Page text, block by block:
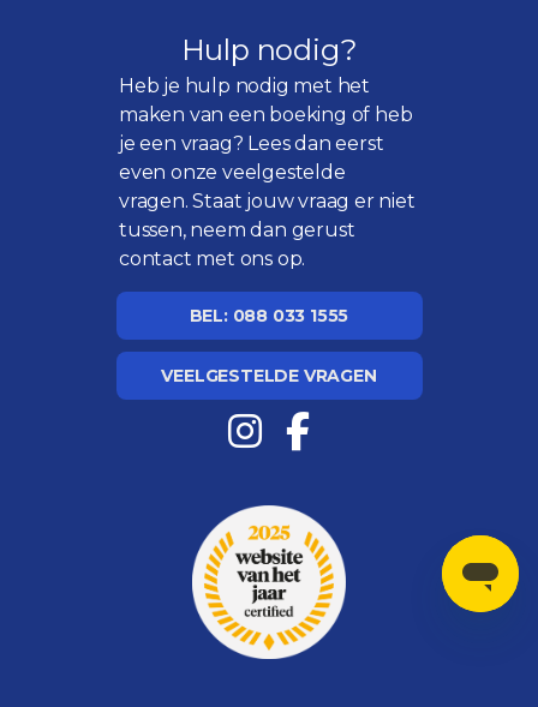
Hulp nodig?
Heb je hulp nodig met het
maken van een boeking of heb
je een vraag? Lees dan eerst
even onzeveelgestelde
vragen. Staat jouw vraag er niet
tussen, neem dan gerust
contact met ons op.
BEL: 088 033 1555
VEELGESTELDE VRAGEN